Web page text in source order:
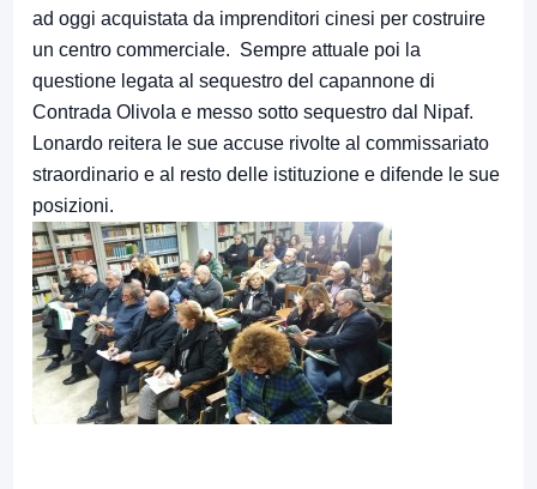
ad oggi acquistata da imprenditori cinesi per costruire
un centro commerciale. Sempre attuale poi la
questione legata al sequestro del capannone di
Contrada Olivola e messo sotto sequestro dal Nipaf.
Lonardo reitera le sue accuse rivolte al commissariato
straordinario e al resto delle istituzione e difende le sue
posizioni.